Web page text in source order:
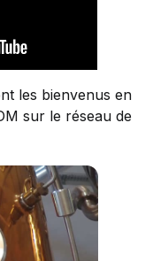
les bienvenus en
sur le réseau de